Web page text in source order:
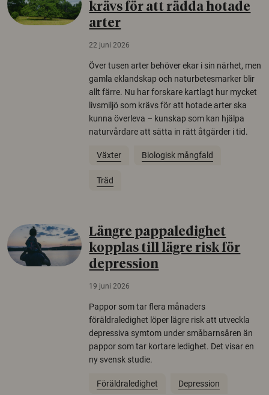
krävs för att rädda hotade
arter
22 juni 2026
Över tusen arter behöver ekar i sin närhet, men
gamla eklandskap och naturbetesmarker blir
allt färre. Nu har forskare kartlagt hur mycket
livsmiljö som krävs för att hotade arter ska
kunna överleva – kunskap som kan hjälpa
naturvårdare att sätta in rätt åtgärder i tid.
Växter Biologisk mångfald
Träd
Längre pappaledighet
kopplas till lägre risk för
depression
19 juni 2026
Pappor som tar flera månaders
föräldraledighet löper lägre risk att utveckla
depressiva symtom under småbarnsåren än
pappor som tar kortare ledighet. Det visar en
ny svensk studie.
Föräldraledighet Depression